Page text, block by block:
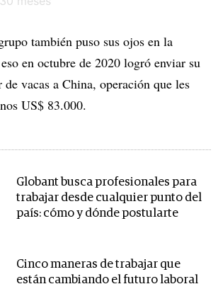
también puso sus ojos en la
en octubre de 2020 logró enviar su
vacas a China, operación que les
US$ 83.000.
Globant busca profesionales para
trabajar desde cualquier punto del
país: cómo y dónde postularte
Cinco maneras de trabajar que
están cambiando el futuro laboral